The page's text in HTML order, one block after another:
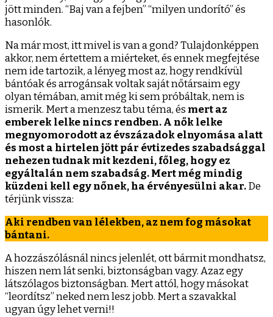
jött minden. “Baj van a fejben” “milyen undorító” és
hasonlók.
Na már most, itt mivel is van a gond? Tulajdonképpen
akkor, nem értettem a miérteket, és ennek megfejtése
nem ide tartozik, a lényeg most az, hogy rendkívül
bántóak és arrogánsak voltak saját nőtársaim egy
olyan témában, amit még ki sem próbáltak, nem is
ismerik. Mert a menzesz tabu téma, és mert az
emberek lelke nincs rendben.A nők lelke
megnyomorodott az évszázadok elnyomása alatt
és most a hirtelen jött pár évtizedes szabadsággal
nehezen tudnak mit kezdeni, főleg, hogy ez
egyáltalán nem szabadság. Mert még mindig
küzdeni kell egy nőnek, ha érvényesülni akar.De
térjünk vissza:
Aki rendben van lélekben, az nem fog másokat
bántani.
A hozzászólásnál nincs jelenlét, ott bármit mondhatsz,
hiszen nem lát senki, biztonságban vagy. Azaz egy
látszólagos biztonságban. Mert attól, hogy másokat
“leordítsz” neked nem lesz jobb. Mert a szavakkal
ugyan úgy lehet verni!!